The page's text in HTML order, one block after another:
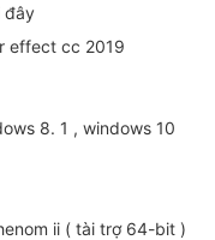
đây
effect cc 2019
8. 1 , windows 10
ii ( tài trợ 64-bit )